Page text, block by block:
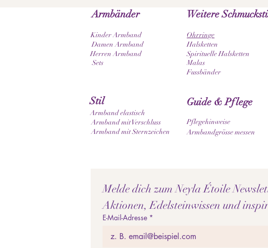
Weitere
Ohrringe
Halsketten
Spirituelle Halsketten
Malas
Fussbänder
Armbänder
Kinder Armband
Damen Armband
Herren Armband
Sets
Stil
Armband elastisch
Armband mit Verschluss
Armband mit Sternzeichen
Guide & Pflege
Pflegehinweise
Armbandgrösse messen
Melde dich zum Neyla Étoile
Aktionen, Edelsteinwissen und
E-Mail-Adresse *